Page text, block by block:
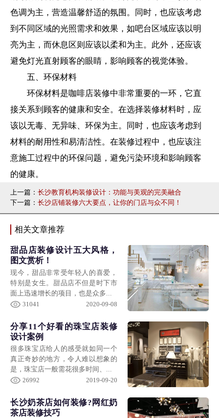
色调为主，营造温馨舒适的氛围。同时，也应该考虑
到不同区域的光照需求和效果，如吧台区域应该以明
亮为主，而休息区则应该以柔和为主。此外，还应该
避免灯光直射顾客的眼睛，影响顾客的视觉体验。
五、环保材料
环保材料是咖啡店装修中非常重要的一环，它直
接关系到顾客的健康和安全。在选择装修材料时，应
该以无毒、无异味、环保为主。同时，也应该考虑到
材料的耐用性和易清洁性。在装修过程中，也应该注
意施工过程中的环保问题，避免污染环境和影响顾客
的健康。
上一篇： 长沙教育机构装修设计：功能与美观的完美融合
下一篇： 长沙店铺装修六大要点，让你的门店与众不同！
相关文章推荐
甜品店装修设计五大风格，
图文赏析！
现今，甜品非常受年轻人的喜爱，
特别是女生。甜品店不但是时下市
面上迅速增长的项目，也是众多...
31041 2020-09-08
分享11个好看的珠宝店装修
设计案例
很多珠宝店给人的感受就如同一个
真正奇妙的地方，令人难以想象的
是，珠宝店一般需花很多时间、...
26992 2019-09-20
长沙奶茶店如何装修?网红奶
茶店装修技巧